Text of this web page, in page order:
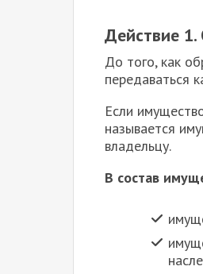
Действие 1.
До того, как
передаваться
Если
называется
владельцу.
В состав